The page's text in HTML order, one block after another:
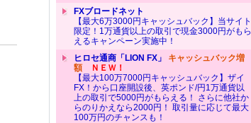
FXブロードネット
【最大6万3000円キャッシュバック】当サイト
限定！1万通貨以上の取引で現金3000円がもら
えるキャンペーン実施中！
ヒロセ通商「LION FX」 キャッシュバック増
額ＮＥＷ！
【最大100万7000円キャッシュバック】ザイ
FX！から口座開設後、英ポンド/円1万通貨以
上の取引で5000円がもらえる！ さらに他社か
らのりかえなら2000円！ 取引量に応じて最大
100万円のチャンスも！